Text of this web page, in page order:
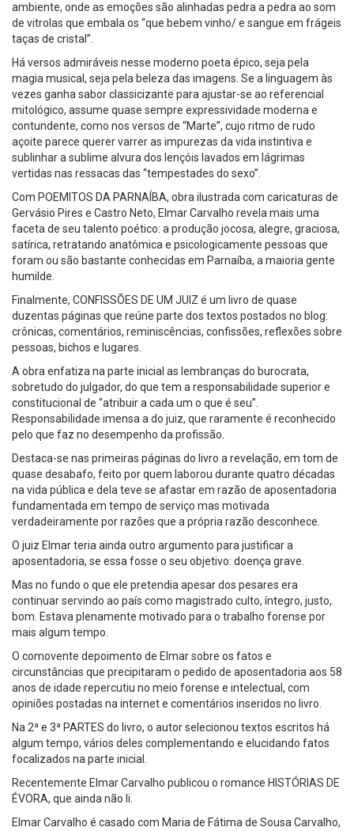
ambiente, onde as emoções são alinhadas pedra a pedra ao som
de vitrolas que embala os “que bebem vinho/ e sangue em frágeis
taças de cristal”.
Há versos admiráveis nesse moderno poeta épico, seja pela
magia musical, seja pela beleza das imagens. Se a linguagem às
vezes ganha sabor classicizante para ajustar-se ao referencial
mitológico, assume quase sempre expressividade moderna e
contundente, como nos versos de “Marte”, cujo ritmo de rudo
açoite parece querer varrer as impurezas da vida instintiva e
sublinhar a sublime alvura dos lençóis lavados em lágrimas
vertidas nas ressacas das “tempestades do sexo”.
Com POEMITOS DA PARNAÍBA, obra ilustrada com caricaturas de
Gervásio Pires e Castro Neto, Elmar Carvalho revela mais uma
faceta de seu talento poético: a produção jocosa, alegre, graciosa,
satírica, retratando anatômica e psicologicamente pessoas que
foram ou são bastante conhecidas em Parnaíba, a maioria gente
humilde.
Finalmente, CONFISSÕES DE UM JUIZ é um livro de quase
duzentas páginas que reúne parte dos textos postados no blog:
crônicas, comentários, reminiscências, confissões, reflexões sobre
pessoas, bichos e lugares.
A obra enfatiza na parte inicial as lembranças do burocrata,
sobretudo do julgador, do que tem a responsabilidade superior e
constitucional de “atribuir a cada um o que é seu”.
Responsabilidade imensa a do juiz, que raramente é reconhecido
pelo que faz no desempenho da profissão.
Destaca-se nas primeiras páginas do livro a revelação, em tom de
quase desabafo, feito por quem laborou durante quatro décadas
na vida pública e dela teve se afastar em razão de aposentadoria
fundamentada em tempo de serviço mas motivada
verdadeiramente por razões que a própria razão desconhece.
O juiz Elmar teria ainda outro argumento para justificar a
aposentadoria, se essa fosse o seu objetivo: doença grave.
Mas no fundo o que ele pretendia apesar dos pesares era
continuar servindo ao país como magistrado culto, íntegro, justo,
bom. Estava plenamente motivado para o trabalho forense por
mais algum tempo.
O comovente depoimento de Elmar sobre os fatos e
circunstâncias que precipitaram o pedido de aposentadoria aos 58
anos de idade repercutiu no meio forense e intelectual, com
opiniões postadas na internet e comentários inseridos no livro.
Na 2ª e 3ª PARTES do livro, o autor selecionou textos escritos há
algum tempo, vários deles complementando e elucidando fatos
focalizados na parte inicial.
Recentemente Elmar Carvalho publicou o romance HISTÓRIAS DE
ÉVORA, que ainda não li.
Elmar Carvalho é casado com Maria de Fátima de Sousa Carvalho,